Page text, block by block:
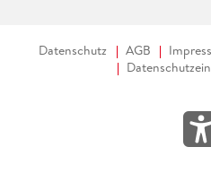
Datenschutz AGB